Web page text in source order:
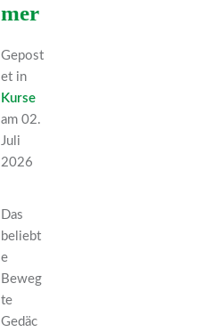
mer
Gepost
et in
Kurse
am 02.
Juli
2026
Das
beliebt
e
Beweg
te
Gedäc